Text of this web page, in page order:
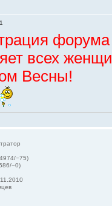
сообщение
форума
всех
Весны!
−75)
−0)